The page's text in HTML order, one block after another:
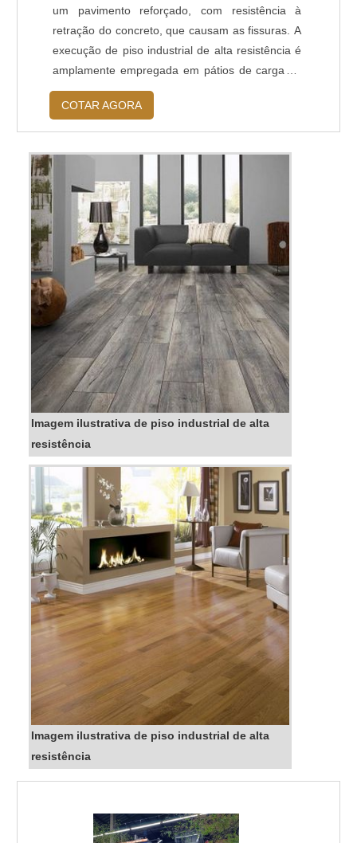
um pavimento reforçado, com resistência à
retração do concreto, que causam as fissuras. A
execução de piso industrial de alta resistência é
amplamente empregada em pátios de cargas e
descargas, armazéns, estacionamentos,
quadras esportivas, postos de gasolina,
estradas, aeroportos, entre outros.MAIS
INFORMAÇÕES SOBRE O SERVIÇODevido à
concreto armado ...
COTAR AGORA
Imagem ilustrativa de piso industrial de alta
resistência
Imagem ilustrativa de piso industrial de alta
resistência